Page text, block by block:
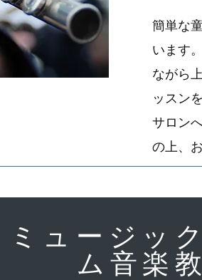
簡単な
います
ながら
ッスン
サロン
の上、
ミュージッ
ム音楽